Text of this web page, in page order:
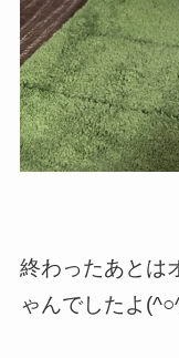
終わったあとは
ゃんでしたよ